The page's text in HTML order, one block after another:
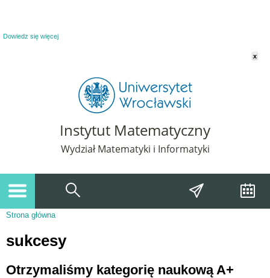
Dowiedz się więcej
x
Instytut Matematyczny
Wydział Matematyki i Informatyki
Strona główna
sukcesy
Otrzymaliśmy kategorię naukową A+